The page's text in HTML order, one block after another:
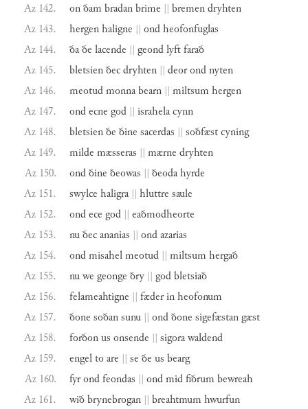
Az 142.
onðam bradanbrime || bremendryhten
Az 143.
hergenhaligne || ondheofonfuglas
Az 144.
ðaðe lacende || geondlyftfarað
Az 145.
bletsienðecdryhten || deorondnyten
Az 146.
meotudmonnabearn || miltsum hergen
Az 147.
ondecne god || israhelacynn
Az 148.
bletsienðe ðine sacerdas || soðfæstcyning
Az 149.
milde mæsseras || mærne dryhten
Az 150.
ondðine ðeowas || ðeodahyrde
Az 151.
swylce haligra || hluttre saule
Az 152.
ondece god || eaðmodheorte
Az 153.
nuðecananias || ondazarias
Az 154.
ondmisahelmeotud || miltsum hergað
Az 155.
nuwe geonge ðry || godbletsiað
Az 156.
felameahtigne || fæderinheofonum
Az 157.
ðone soðansunu || ondðone sigefæstangæst
Az 158.
forðonus onsende || sigorawaldend
Az 159.
engeltoare || se ðe us bearg
Az 160.
fyrondfeondas || ondmidfiðrum bewreah
Az 161.
wiðbrynebrogan || breahtmum hwurfun